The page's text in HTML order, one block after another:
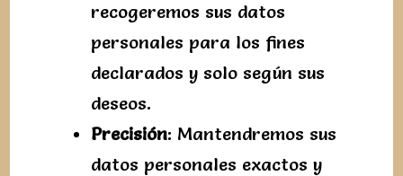
recogeremos sus datos
personales para los fines
declarados y solo según sus
deseos.
Precisión: Mantendremos sus
datos personales exactos y